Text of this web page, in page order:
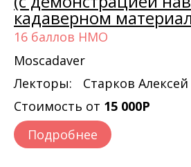
кадаверном
16 баллов НМО
Moscadaver
Лекторы:
Старков Алексей
Стоимость от 15 000Р
Подробнее